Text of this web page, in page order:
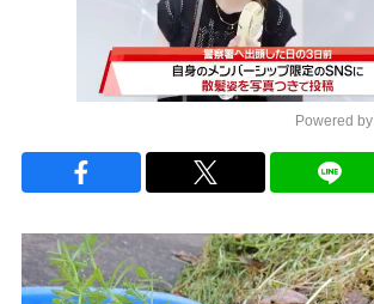
Powered by